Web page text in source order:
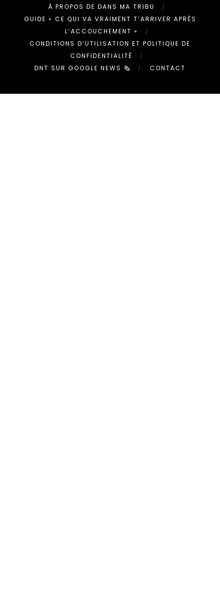
À PROPOS DE DANS MA TRIBU
GUIDE « CE QUI VA VRAIMENT T’ARRIVER APRÈS
L’ACCOUCHEMENT »
CONDITIONS D’UTILISATION ET POLITIQUE DE
CONFIDENTIALITÉ
DNT SUR GOOGLE NEWS 🗞
CONTACT